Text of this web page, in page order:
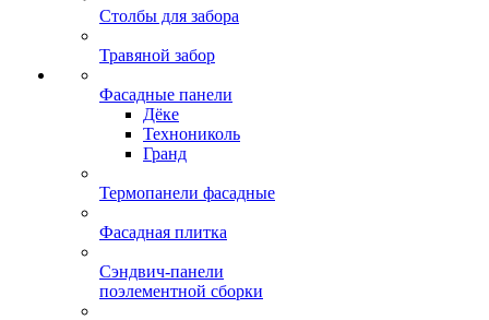
Столбы для забора
Травяной забор
Фасадные панели
Дёке
Технониколь
Гранд
Термопанели фасадные
Фасадная плитка
Сэндвич-панели
поэлементной сборки